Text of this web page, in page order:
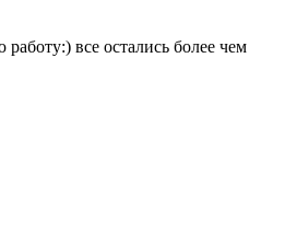
все остались более чем